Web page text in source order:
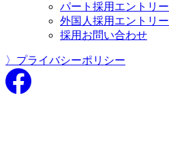
パート採用エントリー
外国人採用エントリー
採用お問い合わせ
〉プライバシーポリシー